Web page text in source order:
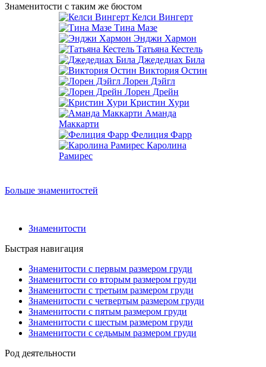
Знаменитости с таким же бюстом
Келси Вингерт
Тина Мазе
Энджи Хармон
Татьяна Кестель
Джедедиах Била
Виктория Остин
Лорен Дэйгл
Лорен Дрейн
Кристин Хури
Аманда
Маккарти
Фелиция Фарр
Каролина
Рамирес
Больше знаменитостей
Знаменитости
Быстрая навигация
Знаменитости с первым размером груди
Знаменитости со вторым размером груди
Знаменитости с третьим размером груди
Знаменитости с четвертым размером груди
Знаменитости с пятым размером груди
Знаменитости с шестым размером груди
Знаменитости с седьмым размером груди
Род деятельности